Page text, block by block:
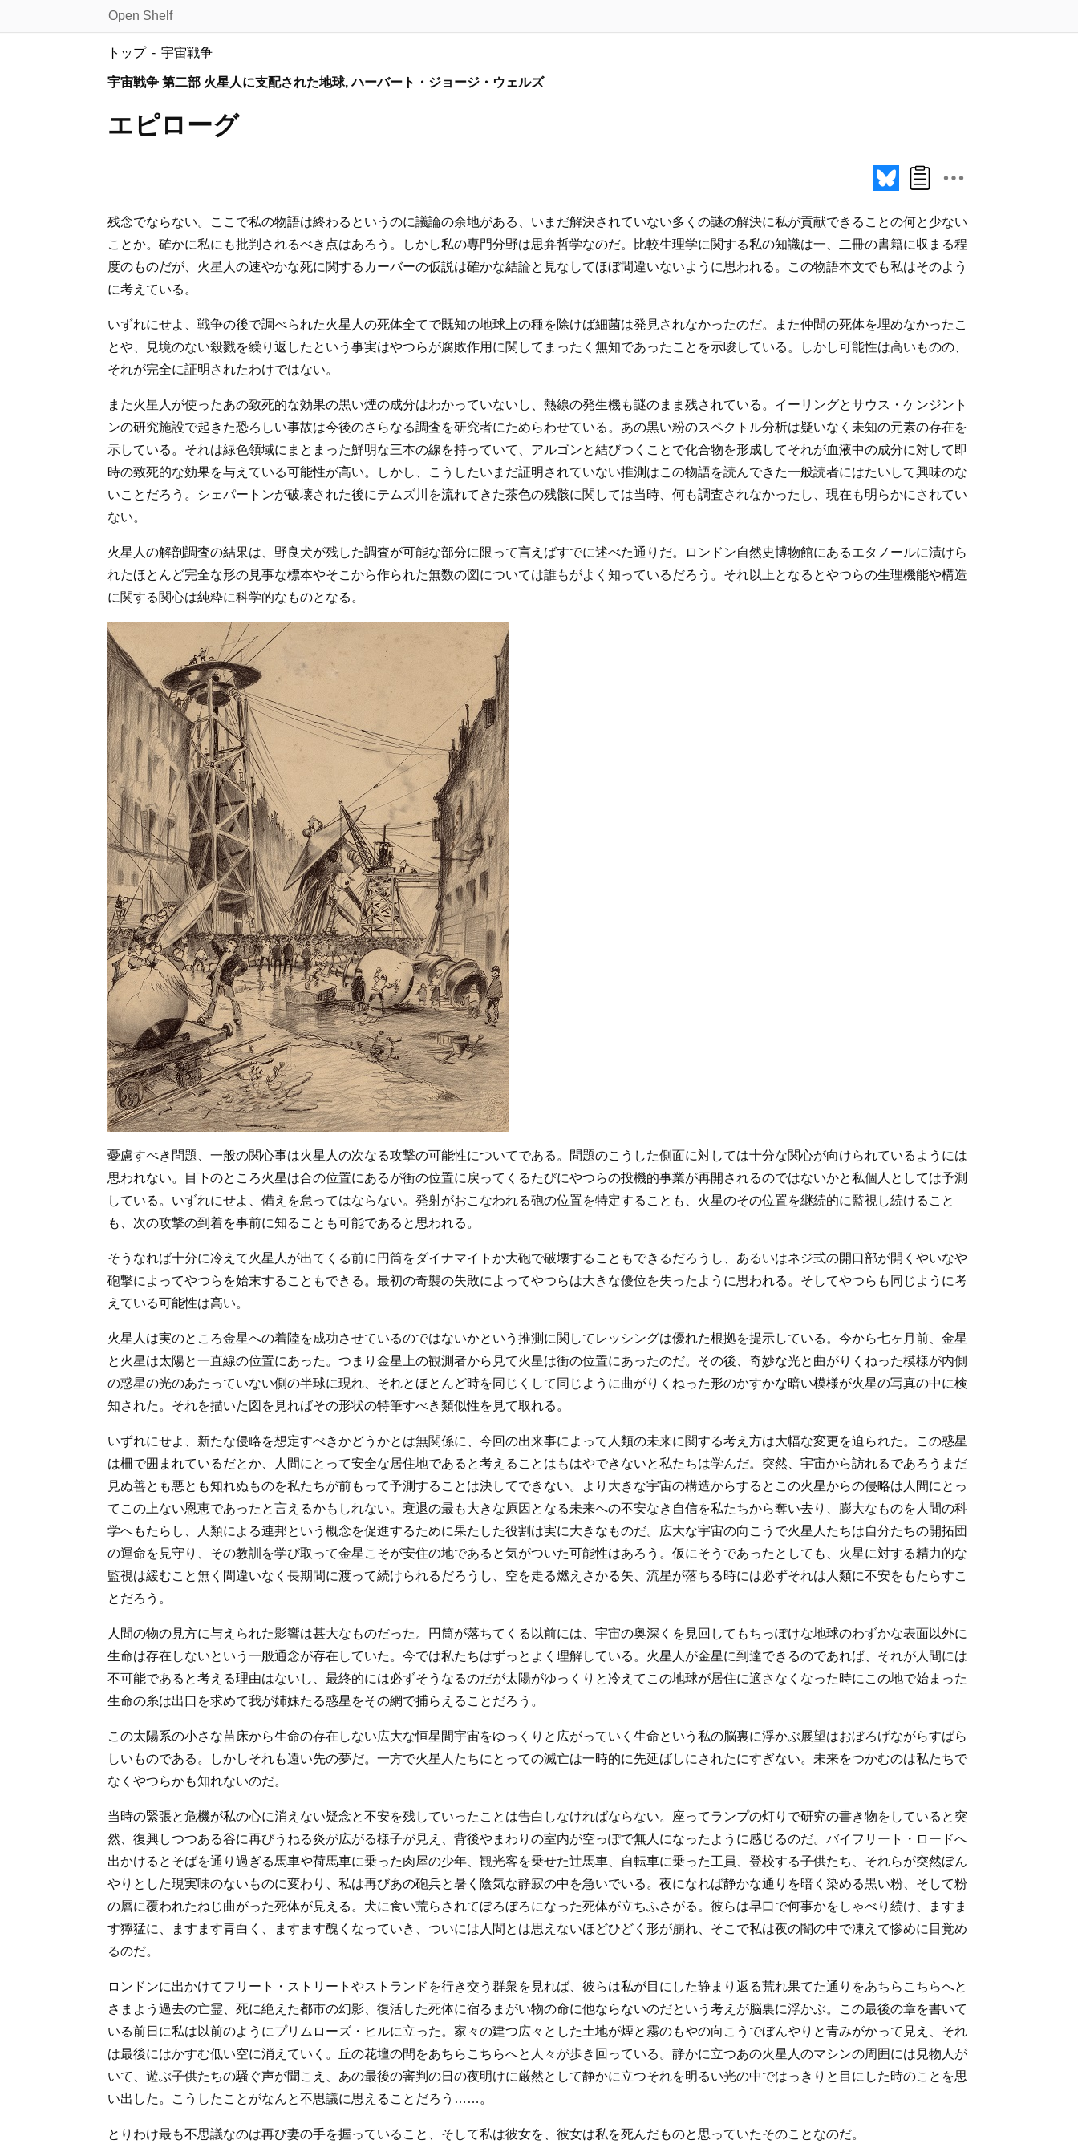
Open Shelf
トップ 宇宙戦争
宇宙戦争 第二部 火星人に支配された地球, ハーバート・ジョージ・ウェルズ
エピローグ
残念でならない。ここで私の物語は終わるというのに議論の余地がある、いまだ解決されていない多くの謎の解決に私が貢献できることの何と少ない
ことか。確かに私にも批判されるべき点はあろう。しかし私の専門分野は思弁哲学なのだ。比較生理学に関する私の知識は一、二冊の書籍に収まる程
度のものだが、火星人の速やかな死に関するカーバーの仮説は確かな結論と見なしてほぼ間違いないように思われる。この物語本文でも私はそのよう
に考えている。
いずれにせよ、戦争の後で調べられた火星人の死体全てで既知の地球上の種を除けば細菌は発見されなかったのだ。また仲間の死体を埋めなかったこ
とや、見境のない殺戮を繰り返したという事実はやつらが腐敗作用に関してまったく無知であったことを示唆している。しかし可能性は高いものの、
それが完全に証明されたわけではない。
また火星人が使ったあの致死的な効果の黒い煙の成分はわかっていないし、熱線の発生機も謎のまま残されている。イーリングとサウス・ケンジント
ンの研究施設で起きた恐ろしい事故は今後のさらなる調査を研究者にためらわせている。あの黒い粉のスペクトル分析は疑いなく未知の元素の存在を
示している。それは緑色領域にまとまった鮮明な三本の線を持っていて、アルゴンと結びつくことで化合物を形成してそれが血液中の成分に対して即
時の致死的な効果を与えている可能性が高い。しかし、こうしたいまだ証明されていない推測はこの物語を読んできた一般読者にはたいして興味のな
いことだろう。シェパートンが破壊された後にテムズ川を流れてきた茶色の残骸に関しては当時、何も調査されなかったし、現在も明らかにされてい
ない。
火星人の解剖調査の結果は、野良犬が残した調査が可能な部分に限って言えばすでに述べた通りだ。ロンドン自然史博物館にあるエタノールに漬けら
れたほとんど完全な形の見事な標本やそこから作られた無数の図については誰もがよく知っているだろう。それ以上となるとやつらの生理機能や構造
に関する関心は純粋に科学的なものとなる。
憂慮すべき問題、一般の関心事は火星人の次なる攻撃の可能性についてである。問題のこうした側面に対しては十分な関心が向けられているようには
思われない。目下のところ火星は合の位置にあるが衝の位置に戻ってくるたびにやつらの投機的事業が再開されるのではないかと私個人としては予測
している。いずれにせよ、備えを怠ってはならない。発射がおこなわれる砲の位置を特定することも、火星のその位置を継続的に監視し続けること
も、次の攻撃の到着を事前に知ることも可能であると思われる。
そうなれば十分に冷えて火星人が出てくる前に円筒をダイナマイトか大砲で破壊することもできるだろうし、あるいはネジ式の開口部が開くやいなや
砲撃によってやつらを始末することもできる。最初の奇襲の失敗によってやつらは大きな優位を失ったように思われる。そしてやつらも同じように考
えている可能性は高い。
火星人は実のところ金星への着陸を成功させているのではないかという推測に関してレッシングは優れた根拠を提示している。今から七ヶ月前、金星
と火星は太陽と一直線の位置にあった。つまり金星上の観測者から見て火星は衝の位置にあったのだ。その後、奇妙な光と曲がりくねった模様が内側
の惑星の光のあたっていない側の半球に現れ、それとほとんど時を同じくして同じように曲がりくねった形のかすかな暗い模様が火星の写真の中に検
知された。それを描いた図を見ればその形状の特筆すべき類似性を見て取れる。
いずれにせよ、新たな侵略を想定すべきかどうかとは無関係に、今回の出来事によって人類の未来に関する考え方は大幅な変更を迫られた。この惑星
は柵で囲まれているだとか、人間にとって安全な居住地であると考えることはもはやできないと私たちは学んだ。突然、宇宙から訪れるであろうまだ
見ぬ善とも悪とも知れぬものを私たちが前もって予測することは決してできない。より大きな宇宙の構造からするとこの火星からの侵略は人間にとっ
てこの上ない恩恵であったと言えるかもしれない。衰退の最も大きな原因となる未来への不安なき自信を私たちから奪い去り、膨大なものを人間の科
学へもたらし、人類による連邦という概念を促進するために果たした役割は実に大きなものだ。広大な宇宙の向こうで火星人たちは自分たちの開拓団
の運命を見守り、その教訓を学び取って金星こそが安住の地であると気がついた可能性はあろう。仮にそうであったとしても、火星に対する精力的な
監視は緩むこと無く間違いなく長期間に渡って続けられるだろうし、空を走る燃えさかる矢、流星が落ちる時には必ずそれは人類に不安をもたらすこ
とだろう。
人間の物の見方に与えられた影響は甚大なものだった。円筒が落ちてくる以前には、宇宙の奥深くを見回してもちっぽけな地球のわずかな表面以外に
生命は存在しないという一般通念が存在していた。今では私たちはずっとよく理解している。火星人が金星に到達できるのであれば、それが人間には
不可能であると考える理由はないし、最終的には必ずそうなるのだが太陽がゆっくりと冷えてこの地球が居住に適さなくなった時にこの地で始まった
生命の糸は出口を求めて我が姉妹たる惑星をその網で捕らえることだろう。
この太陽系の小さな苗床から生命の存在しない広大な恒星間宇宙をゆっくりと広がっていく生命という私の脳裏に浮かぶ展望はおぼろげながらすばら
しいものである。しかしそれも遠い先の夢だ。一方で火星人たちにとっての滅亡は一時的に先延ばしにされたにすぎない。未来をつかむのは私たちで
なくやつらかも知れないのだ。
当時の緊張と危機が私の心に消えない疑念と不安を残していったことは告白しなければならない。座ってランプの灯りで研究の書き物をしていると突
然、復興しつつある谷に再びうねる炎が広がる様子が見え、背後やまわりの室内が空っぽで無人になったように感じるのだ。バイフリート・ロードへ
出かけるとそばを通り過ぎる馬車や荷馬車に乗った肉屋の少年、観光客を乗せた辻馬車、自転車に乗った工員、登校する子供たち、それらが突然ぼん
やりとした現実味のないものに変わり、私は再びあの砲兵と暑く陰気な静寂の中を急いでいる。夜になれば静かな通りを暗く染める黒い粉、そして粉
の層に覆われたねじ曲がった死体が見える。犬に食い荒らされてぼろぼろになった死体が立ちふさがる。彼らは早口で何事かをしゃべり続け、ますま
す獰猛に、ますます青白く、ますます醜くなっていき、ついには人間とは思えないほどひどく形が崩れ、そこで私は夜の闇の中で凍えて惨めに目覚め
るのだ。
ロンドンに出かけてフリート・ストリートやストランドを行き交う群衆を見れば、彼らは私が目にした静まり返る荒れ果てた通りをあちらこちらへと
さまよう過去の亡霊、死に絶えた都市の幻影、復活した死体に宿るまがい物の命に他ならないのだという考えが脳裏に浮かぶ。この最後の章を書いて
いる前日に私は以前のようにプリムローズ・ヒルに立った。家々の建つ広々とした土地が煙と霧のもやの向こうでぼんやりと青みがかって見え、それ
は最後にはかすむ低い空に消えていく。丘の花壇の間をあちらこちらへと人々が歩き回っている。静かに立つあの火星人のマシンの周囲には見物人が
いて、遊ぶ子供たちの騒ぐ声が聞こえ、あの最後の審判の日の夜明けに厳然として静かに立つそれを明るい光の中ではっきりと目にした時のことを思
い出した。こうしたことがなんと不思議に思えることだろう……。
とりわけ最も不思議なのは再び妻の手を握っていること、そして私は彼女を、彼女は私を死んだものと思っていたそのことなのだ。